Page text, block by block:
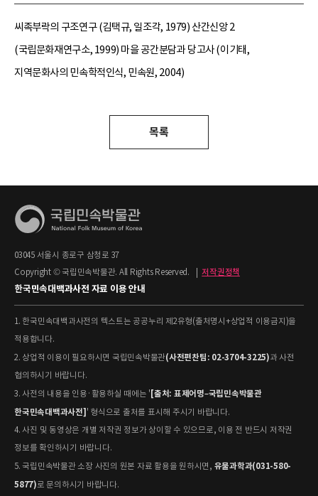
씨족부락의 구조연구 (김택규, 일조각, 1979) 산간신앙 2
(국립문화재연구소, 1999) 마을 공간분담과 당고사 (이기태,
지역문화사의 민속학적인식, 민속원, 2004)
목록
03045 서울시 종로구 삼청로 37
Copyright © 국립민속박물관. All Rights Reserved.
저작권정책
한국민속대백과사전 자료 이용 안내
1. 한국민속대백과사전의 텍스트는 공공누리 제2유형(출처명시+상업적 이용금지)을
적용합니다.
2. 상업적 이용이 필요하시면 국립민속박물관(사전편찬팀: 02-3704-3225)과 사전
협의하시기 바랍니다.
3. 사전의 내용을 인용·활용하실 때에는 ' [출처: 표제어명–국립민속박물관
한국민속대백과사전] ' 형식으로 출처를 표시해 주시기 바랍니다.
4. 사진 및 동영상은 개별 저작권 정보가 상이할 수 있으므로, 이용 전 반드시 저작권
정보를 확인하시기 바랍니다.
5. 국립민속박물관 소장 사진의 원본 자료 활용을 원하시면, 유물과학과(031-580-
5877)로 문의하시기 바랍니다.